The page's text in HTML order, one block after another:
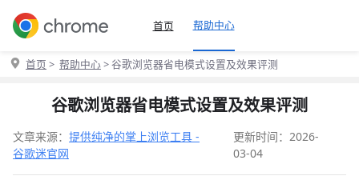
首页 帮助中心
首页 > 帮助中心> 谷歌浏览器省电模式设置及效果评测
谷歌浏览器省电模式设置及效果评测
文章来源： 提供纯净的掌上浏览工具 -
谷歌迷官网
更新时间：2026-
03-04